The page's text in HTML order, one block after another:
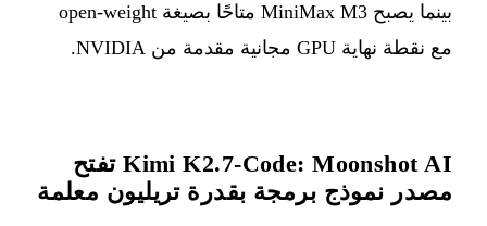
بينما يصبح MiniMax M3 متاحًا بصيغة open-weight
مع نقطة نهاية GPU مجانية مقدمة من NVIDIA.
Kimi K2.7-Code: Moonshot AI تفتح
مصدر نموذج برمجة بقدرة تريليون معلمة